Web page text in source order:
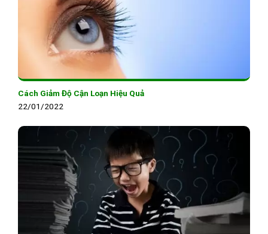
Cách Giảm Độ Cận Loạn Hiệu Quả
22/01/2022